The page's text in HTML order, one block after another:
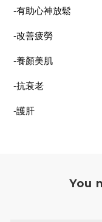
-有助心神放鬆
-改善疲勞
-養顏美肌
-抗衰老
-護肝
You